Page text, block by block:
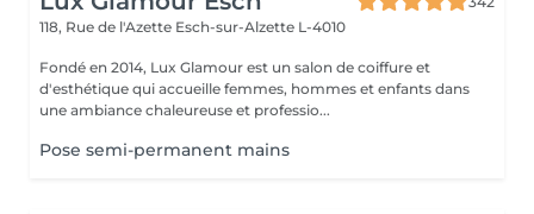
118, Rue de l'Azette Esch-sur-Alzette L-4010
Fondé en 2014, Lux Glamour est un salon de coiffure et
d'esthétique qui accueille femmes, hommes et enfants dans
une ambiance chaleureuse et professio...
Pose semi-permanent mains